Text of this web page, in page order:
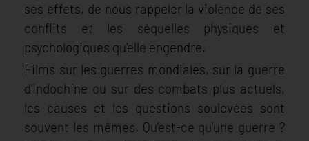
ses effets, de nous rappeler la violence de ses
conflits et les séquelles physiques et
psychologiques qu'elle engendre.
Films sur les guerres mondiales, sur la guerre
d'Indochine ou sur des combats plus actuels,
les causes et les questions soulevées sont
souvent les mêmes. Qu’est-ce qu’une guerre ?